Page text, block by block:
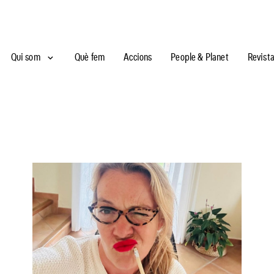
Qui som Què fem Accions People & Planet Revista